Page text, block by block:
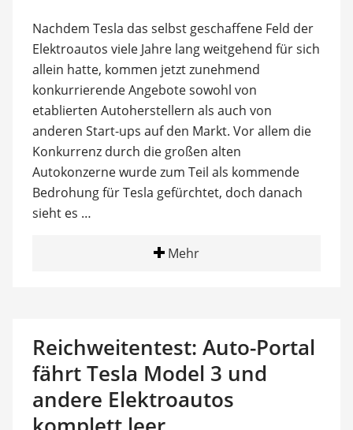
Nachdem Tesla das selbst geschaffene Feld der
Elektroautos viele Jahre lang weitgehend für sich
allein hatte, kommen jetzt zunehmend
konkurrierende Angebote sowohl von
etablierten Autoherstellern als auch von
anderen Start-ups auf den Markt. Vor allem die
Konkurrenz durch die großen alten
Autokonzerne wurde zum Teil als kommende
Bedrohung für Tesla gefürchtet, doch danach
sieht es …
Mehr
Reichweitentest: Auto-Portal
fährt Tesla Model 3 und
andere Elektroautos